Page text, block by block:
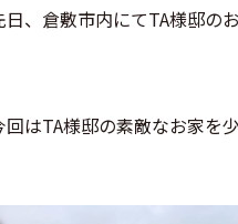
日、倉敷市内にてTA様邸の
回はTA様邸の素敵なお家を